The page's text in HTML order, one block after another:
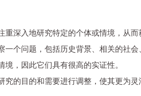
重深入地研究特定的个体或情境，从而
一个问题，包括历史背景、相关的社会
，因此它们具有很高的实证性。
究的目的和需要进行调整，使其更为灵